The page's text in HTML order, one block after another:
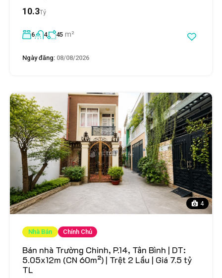
10.3Tỷ
6 4 45 m²
Ngày đăng: 08/08/2026
4
Nhà Bán Chính Chủ
Bán nhà Trường Chinh, P.14, Tân Bình | DT:
5.05x12m (CN 60m²) | Trệt 2 Lầu | Giá 7.5 tỷ
TL